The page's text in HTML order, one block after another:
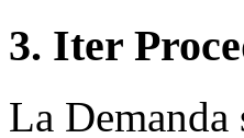
3. Iter
La